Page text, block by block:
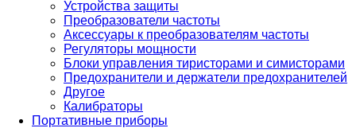
Устройства защиты
Преобразователи частоты
Аксессуары к преобразователям частоты
Регуляторы мощности
Блоки управления тиристорами и симисторами
Предохранители и держатели предохранителей
Другое
Калибраторы
Портативные приборы